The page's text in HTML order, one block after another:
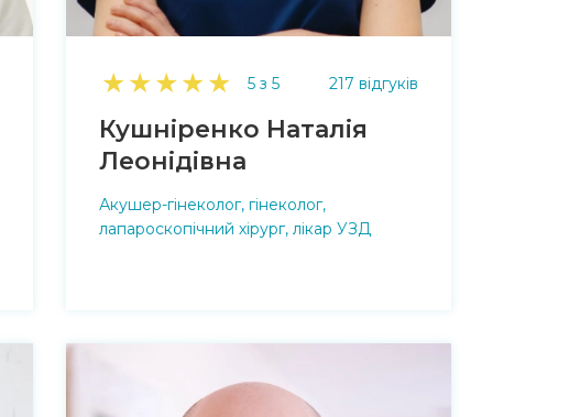
★★★★★ 5 з 5 217 відгуків
Кушніренко Наталія
Леонідівна
Акушер-гінеколог, гінеколог,
лапароскопічний хірург, лікар УЗД